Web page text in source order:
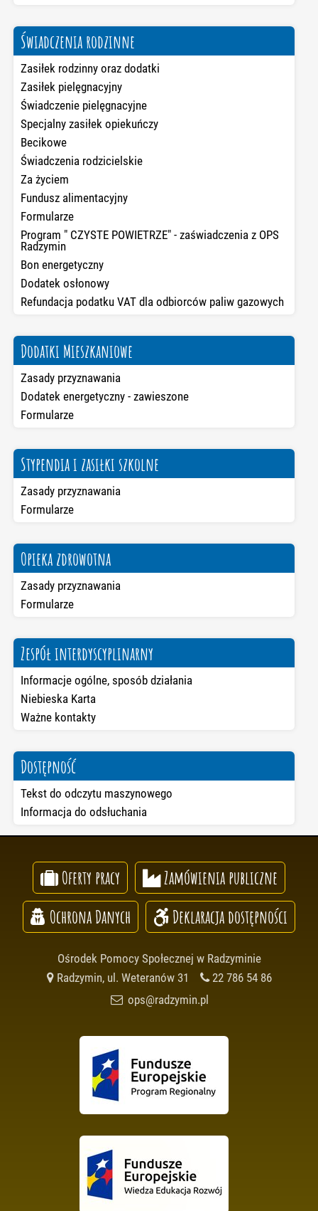
Świadczenia rodzinne
Zasiłek rodzinny oraz dodatki
Zasiłek pielęgnacyjny
Świadczenie pielęgnacyjne
Specjalny zasiłek opiekuńczy
Becikowe
Świadczenia rodzicielskie
Za życiem
Fundusz alimentacyjny
Formularze
Program " CZYSTE POWIETRZE" - zaświadczenia z OPS
Radzymin
Bon energetyczny
Dodatek osłonowy
Refundacja podatku VAT dla odbiorców paliw gazowych
Dodatki Mieszkaniowe
Zasady przyznawania
Dodatek energetyczny - zawieszone
Formularze
Stypendia i zasiłki szkolne
Zasady przyznawania
Formularze
Opieka zdrowotna
Zasady przyznawania
Formularze
Zespół interdyscyplinarny
Informacje ogólne, sposób działania
Niebieska Karta
Ważne kontakty
Dostępność
Tekst do odczytu maszynowego
Informacja do odsłuchania
Oferty pracy
Zamówienia publiczne
Ochrona Danych
Deklaracja dostępności
Ośrodek Pomocy Społecznej w Radzyminie
Radzymin, ul. Weteranów 31
22 786 54 86
ops@radzymin.pl